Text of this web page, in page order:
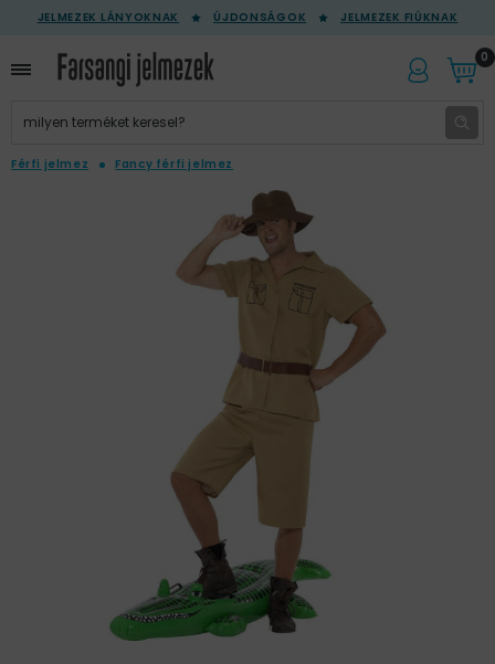
JELMEZEK LÁNYOKNAK ÚJDONSÁGOK JELMEZEK FIÚKNAK
0
Férfi jelmez Fancy férfi jelmez